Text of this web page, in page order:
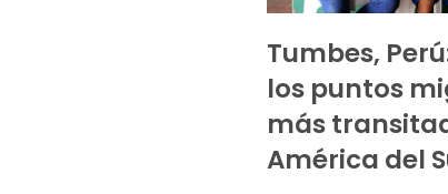
Tumbes,
los puntos
más
América del